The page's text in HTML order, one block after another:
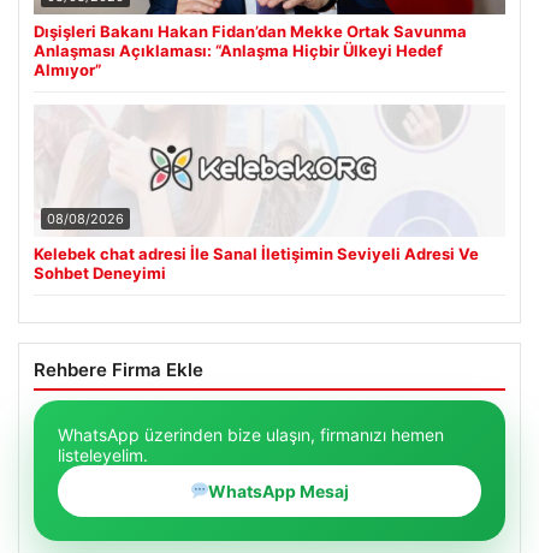
Dışişleri Bakanı Hakan Fidan’dan Mekke Ortak Savunma
Anlaşması Açıklaması: “Anlaşma Hiçbir Ülkeyi Hedef
Almıyor”
08/08/2026
Kelebek chat adresi İle Sanal İletişimin Seviyeli Adresi Ve
Sohbet Deneyimi
Rehbere Firma Ekle
WhatsApp üzerinden bize ulaşın, firmanızı hemen
listeleyelim.
WhatsApp Mesaj